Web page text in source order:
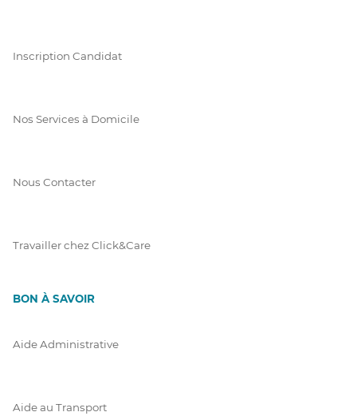
Inscription Candidat
Nos Services à Domicile
Nous Contacter
Travailler chez Click&Care
BON À SAVOIR
Aide Administrative
Aide au Transport